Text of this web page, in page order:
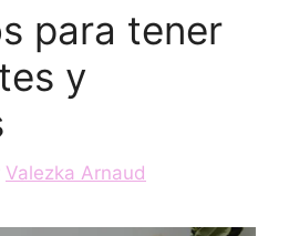
para tener
y
Valezka Arnaud